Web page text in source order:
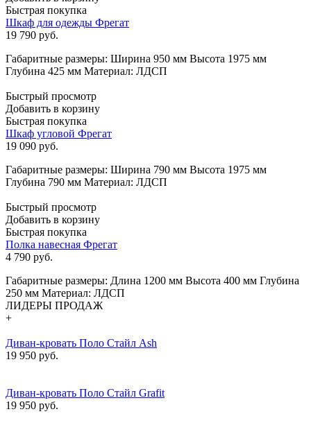
Быстрая покупка
Шкаф для одежды Фрегат
19 790 руб.
Габаритные размеры: Ширина 950 мм Высота 1975 мм
Глубина 425 мм Материал: ЛДСП
Быстрый просмотр
Добавить в корзину
Быстрая покупка
Шкаф угловой Фрегат
19 090 руб.
Габаритные размеры: Ширина 790 мм Высота 1975 мм
Глубина 790 мм Материал: ЛДСП
Быстрый просмотр
Добавить в корзину
Быстрая покупка
Полка навесная Фрегат
4 790 руб.
Габаритные размеры: Длина 1200 мм Высота 400 мм Глубина
250 мм Материал: ЛДСП
ЛИДЕРЫ ПРОДАЖ
+
Диван-кровать Поло Стайл Ash
19 950 руб.
Диван-кровать Поло Стайл Grafit
19 950 руб.